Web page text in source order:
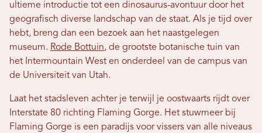
ultieme introductie tot een dinosaurus-avontuur door het
geografisch diverse landschap van de staat. Als je tijd over
hebt, breng dan een bezoek aan het naastgelegen
museum. Rode Bottuin, de grootste botanische tuin van
het Intermountain West en onderdeel van de campus van
de Universiteit van Utah.
Laat het stadsleven achter je terwijl je oostwaarts rijdt over
Interstate 80 richting Flaming Gorge. Het stuwmeer bij
Flaming Gorge is een paradijs voor vissers van alle niveaus